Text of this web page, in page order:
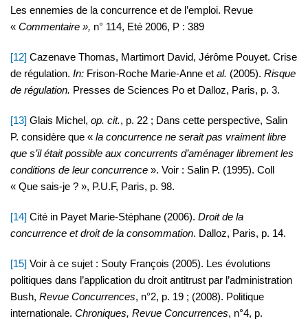
Les ennemies de la concurrence et de l’emploi. Revue
« Commentaire », n° 114, Eté 2006, P : 389
[12] Cazenave Thomas, Martimort David, Jérôme Pouyet. Crise
de régulation. In: Frison-Roche Marie-Anne et al. (2005). Risque
de régulation. Presses de Sciences Po et Dalloz, Paris, p. 3.
[13] Glais Michel, op. cit., p. 22 ; Dans cette perspective, Salin
P. considère que « la concurrence ne serait pas vraiment libre
que s’il était possible aux concurrents d’aménager librement les
conditions de leur concurrence ». Voir : Salin P. (1995). Coll
« Que sais-je ? », P.U.F, Paris, p. 98.
[14] Cité in Payet Marie-Stéphane (2006). Droit de la
concurrence et droit de la consommation. Dalloz, Paris, p. 14.
[15] Voir à ce sujet : Souty François (2005). Les évolutions
politiques dans l’application du droit antitrust par l’administration
Bush, Revue Concurrences, n°2, p. 19 ; (2008). Politique
internationale. Chroniques, Revue Concurrences, n°4, p.